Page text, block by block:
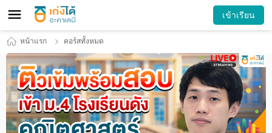
เข้าเรียน
หน้าแรก คอร์สทั้งหมด